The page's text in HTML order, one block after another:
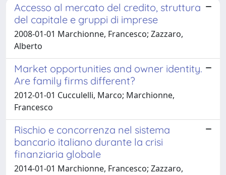
Accesso al mercato del credito, struttura
del capitale e gruppi di imprese
2008-01-01 Marchionne, Francesco; Zazzaro,
Alberto
Market opportunities and owner identity.
Are family firms different?
2012-01-01 Cucculelli, Marco; Marchionne,
Francesco
Rischio e concorrenza nel sistema
bancario italiano durante la crisi
finanziaria globale
2014-01-01 Marchionne, Francesco; Zazzaro,